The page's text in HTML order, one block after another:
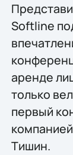
Softline
аренде
только
первый
Тишин.